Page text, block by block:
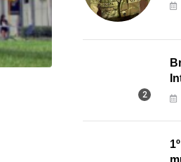
Açaí é reconhecido